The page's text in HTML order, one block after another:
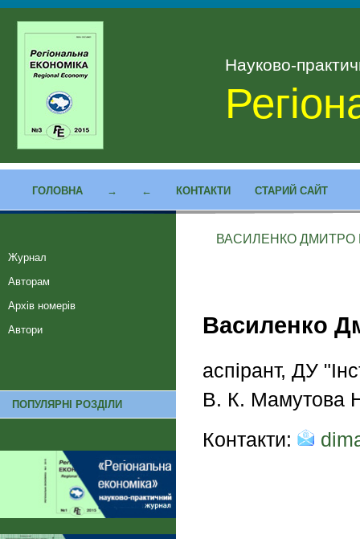
Науково-
ГОЛОВНА → ← КОНТАКТИ СТАРИЙ САЙТ
Журнал
Авторам
Архів номерів
Автори
ПОПУЛЯРНІ РОЗДІЛИ
ВАСИЛЕНКО ДМИТРО
Василенко
аспірант, ДУ
В. К. Мамутова
Контакти: